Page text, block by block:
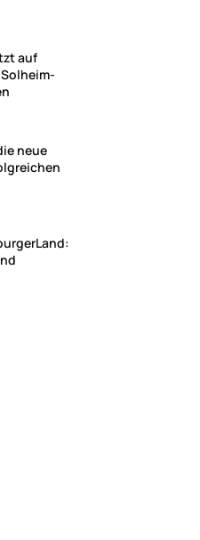
auf
neue